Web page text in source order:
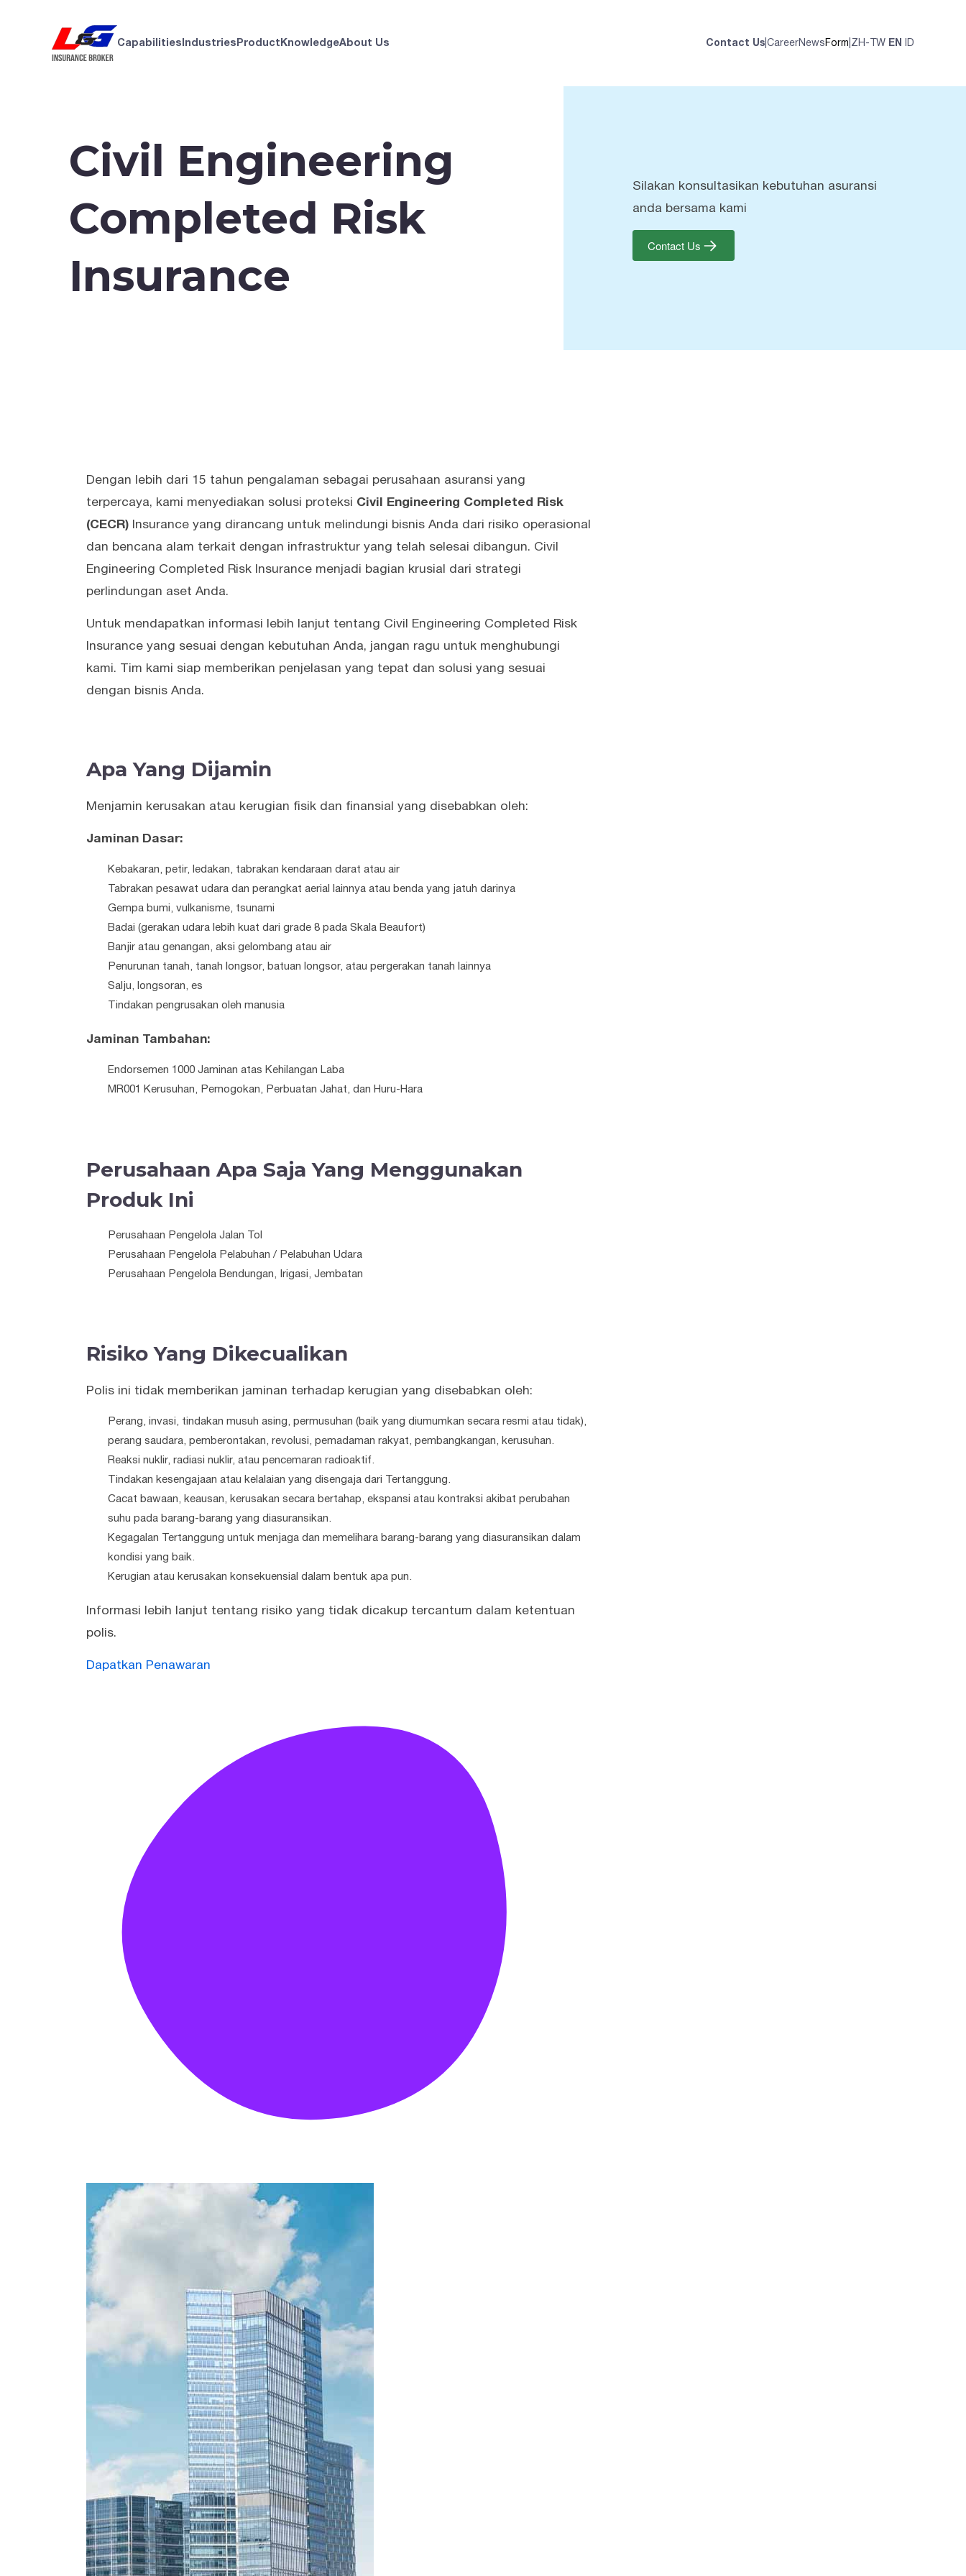
Capabilities Industries Product KnowledgeAbout Us Contact Us CareerNews Form ZH-TW EN ID
Civil Engineering
Completed Risk
Insurance
Silakan konsultasikan kebutuhan asuransi
anda bersama kami
Contact Us
Dengan lebih dari 15 tahun pengalaman sebagai perusahaan asuransi yang
terpercaya, kami menyediakan solusi proteksi Civil Engineering Completed Risk
(CECR) Insurance yang dirancang untuk melindungi bisnis Anda dari risiko operasional
dan bencana alam terkait dengan infrastruktur yang telah selesai dibangun. Civil
Engineering Completed Risk Insurance menjadi bagian krusial dari strategi
perlindungan aset Anda.
Untuk mendapatkan informasi lebih lanjut tentang Civil Engineering Completed Risk
Insurance yang sesuai dengan kebutuhan Anda, jangan ragu untuk menghubungi
kami. Tim kami siap memberikan penjelasan yang tepat dan solusi yang sesuai
dengan bisnis Anda.
Apa Yang Dijamin
Menjamin kerusakan atau kerugian fisik dan finansial yang disebabkan oleh:
Jaminan Dasar:
Kebakaran, petir, ledakan, tabrakan kendaraan darat atau air
Tabrakan pesawat udara dan perangkat aerial lainnya atau benda yang jatuh darinya
Gempa bumi, vulkanisme, tsunami
Badai (gerakan udara lebih kuat dari grade 8 pada Skala Beaufort)
Banjir atau genangan, aksi gelombang atau air
Penurunan tanah, tanah longsor, batuan longsor, atau pergerakan tanah lainnya
Salju, longsoran, es
Tindakan pengrusakan oleh manusia
Jaminan Tambahan:
Endorsemen 1000 Jaminan atas Kehilangan Laba
MR001 Kerusuhan, Pemogokan, Perbuatan Jahat, dan Huru-Hara
Perusahaan Apa Saja Yang Menggunakan
Produk Ini
Perusahaan Pengelola Jalan Tol
Perusahaan Pengelola Pelabuhan / Pelabuhan Udara
Perusahaan Pengelola Bendungan, Irigasi, Jembatan
Risiko Yang Dikecualikan
Polis ini tidak memberikan jaminan terhadap kerugian yang disebabkan oleh:
Perang, invasi, tindakan musuh asing, permusuhan (baik yang diumumkan secara resmi atau tidak),
perang saudara, pemberontakan, revolusi, pemadaman rakyat, pembangkangan, kerusuhan.
Reaksi nuklir, radiasi nuklir, atau pencemaran radioaktif.
Tindakan kesengajaan atau kelalaian yang disengaja dari Tertanggung.
Cacat bawaan, keausan, kerusakan secara bertahap, ekspansi atau kontraksi akibat perubahan
suhu pada barang-barang yang diasuransikan.
Kegagalan Tertanggung untuk menjaga dan memelihara barang-barang yang diasuransikan dalam
kondisi yang baik.
Kerugian atau kerusakan konsekuensial dalam bentuk apa pun.
Informasi lebih lanjut tentang risiko yang tidak dicakup tercantum dalam ketentuan
polis.
Dapatkan Penawaran